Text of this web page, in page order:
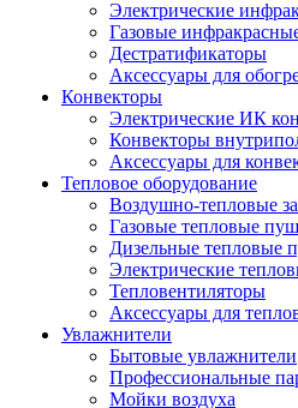
Электрические
Газовые
Дестратификаторы
Аксессуары для
Конвекторы
Электрические ИК
Конвекторы
Аксессуары для
Тепловое оборудование
Воздушно-тепловые
Газовые тепловые
Дизельные тепловые
Электрические
Тепловентиляторы
Аксессуары для
Увлажнители
Бытовые увлажнители
Профессиональные
Мойки воздуха